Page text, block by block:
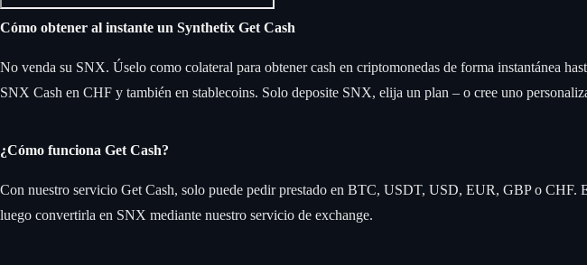
Cómo obtener al instante un Synthetix Get Cash
No venda su SNX. Úselo como colateral para obtener cash en criptomonedas de forma instantánea
SNX Cash en CHF y también en stablecoins. Solo deposite SNX, elija un plan – o cree uno
¿Cómo funciona Get Cash?
Con nuestro servicio Get Cash, solo puede pedir prestado en BTC, USDT, USD, EUR, GBP o CHF.
luego convertirla en SNX mediante nuestro servicio de exchange.